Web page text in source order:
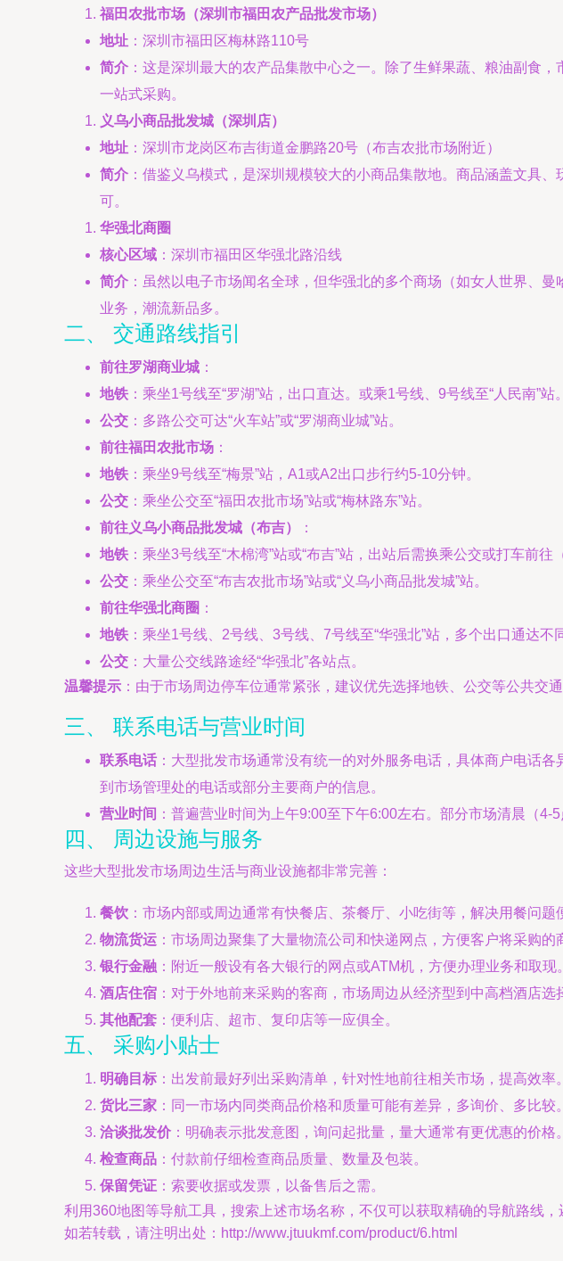
福田农批市场（深圳市福田农产品批发市场）
地址 ：深圳市福田区梅林路110号
简介 ：这是深圳最大的农产品集散中心之一。除了生鲜果蔬、粮油副食
一站式采购。
义乌小商品批发城（深圳店）
地址 ：深圳市龙岗区布吉街道金鹏路20号（布吉农批市场附近）
简介 ：借鉴义乌模式，是深圳规模较大的小商品集散地。商品涵盖文具
可。
华强北商圈
核心区域 ：深圳市福田区华强北路沿线
简介 ：虽然以电子市场闻名全球，但华强北的多个商场（如女人世界、
业务，潮流新品多。
二、 交通路线指引
前往罗湖商业城 ：
地铁 ：乘坐1号线至“罗湖”站，出口直达。或乘1号线、9号线至“人民南”站。
公交 ：多路公交可达“火车站”或“罗湖商业城”站。
前往福田农批市场 ：
地铁 ：乘坐9号线至“梅景”站，A1或A2出口步行约5-10分钟。
公交 ：乘坐公交至“福田农批市场”站或“梅林路东”站。
前往义乌小商品批发城（布吉）
：
地铁 ：乘坐3号线至“木棉湾”站或“布吉”站，出站后需换乘公交或打车前往
公交 ：乘坐公交至“布吉农批市场”站或“义乌小商品批发城”站。
前往华强北商圈 ：
地铁 ：乘坐1号线、2号线、3号线、7号线至“华强北”站，多个出口通达不
公交 ：大量公交线路途经“华强北”各站点。
温馨提示 ：由于市场周边停车位通常紧张，建议优先选择地铁、公交等公共交通
三、 联系电话与营业时间
联系电话 ：大型批发市场通常没有统一的对外服务电话，具体商户电话
到市场管理处的电话或部分主要商户的信息。
营业时间 ：普遍营业时间为上午9:00至下午6:00左右。部分市场清晨（
四、 周边设施与服务
这些大型批发市场周边生活与商业设施都非常完善：
餐饮 ：市场内部或周边通常有快餐店、茶餐厅、小吃街等，解决用餐问题
物流货运 ：市场周边聚集了大量物流公司和快递网点，方便客户将采购的
银行金融 ：附近一般设有各大银行的网点或ATM机，方便办理业务和取现。
酒店住宿 ：对于外地前来采购的客商，市场周边从经济型到中高档酒店选
其他配套 ：便利店、超市、复印店等一应俱全。
五、 采购小贴士
明确目标 ：出发前最好列出采购清单，针对性地前往相关市场，提高效率。
货比三家 ：同一市场内同类商品价格和质量可能有差异，多询价、多比较。
洽谈批发价：明确表示批发意图，询问起批量，量大通常有更优惠的价格。
检查商品 ：付款前仔细检查商品质量、数量及包装。
保留凭证 ：索要收据或发票，以备售后之需。
利用360地图等导航工具，搜索上述市场名称，不仅可以获取精确的导航路线
如若转载，请注明出处：http://www.jtuukmf.com/product/6.html